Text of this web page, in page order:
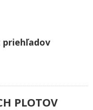
priehľadov
PLOTOV